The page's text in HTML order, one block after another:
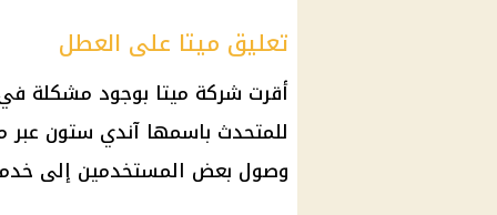
تعليق ميتا على العطل
أقرت شركة ميتا بوجود مشكلة
للمتحدث باسمها آندي ستون
وصول بعض المستخدمين إلى